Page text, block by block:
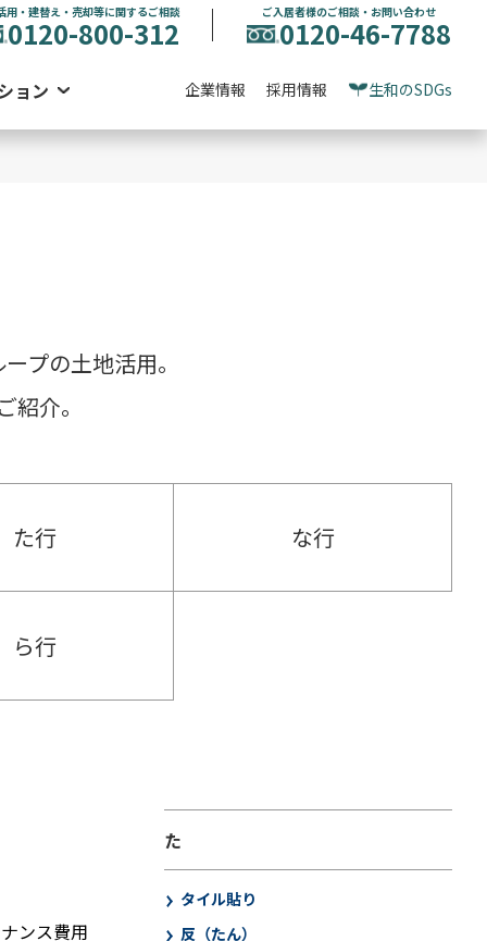
用・建替え・売却等に関するご相談
0120-800-312
ご入居者様のご相談・お問い合わせ
0120-46-7788
ョン 企業情報 採用情報 生和のSDGs
プの土地活用。
介。
た行 な行
ら行
た
タイル貼り
反（たん）
ンス費用